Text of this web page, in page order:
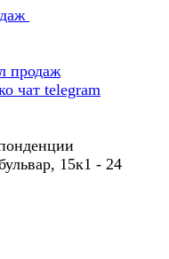
продаж
чат telegram
15к1 - 24